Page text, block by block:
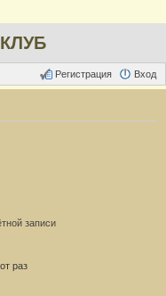
Вход
Регистрация
записи
раз